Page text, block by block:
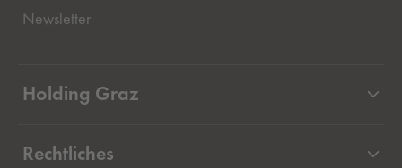
Newsletter
Holding Graz
Rechtliches